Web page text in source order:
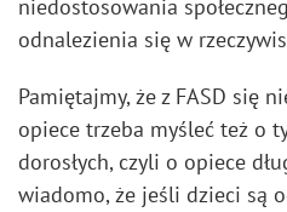
niedostosowania
odnalezienia się w
Pamiętajmy, że z FASD się
opiece trzeba myśleć też o
dorosłych, czyli o opiece
wiadomo, że jeśli dzieci są